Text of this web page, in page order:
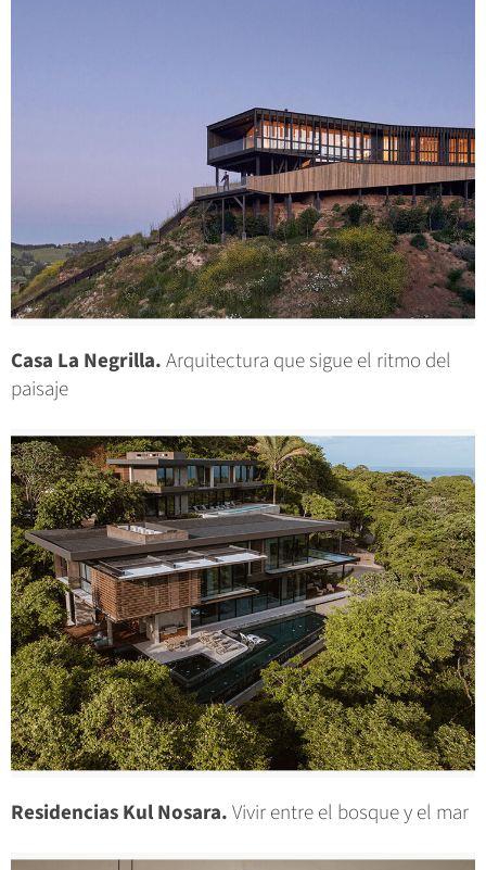
Casa La Negrilla.Arquitectura que sigue el ritmo del
paisaje
Residencias Kul Nosara.Vivir entre el bosque y el mar